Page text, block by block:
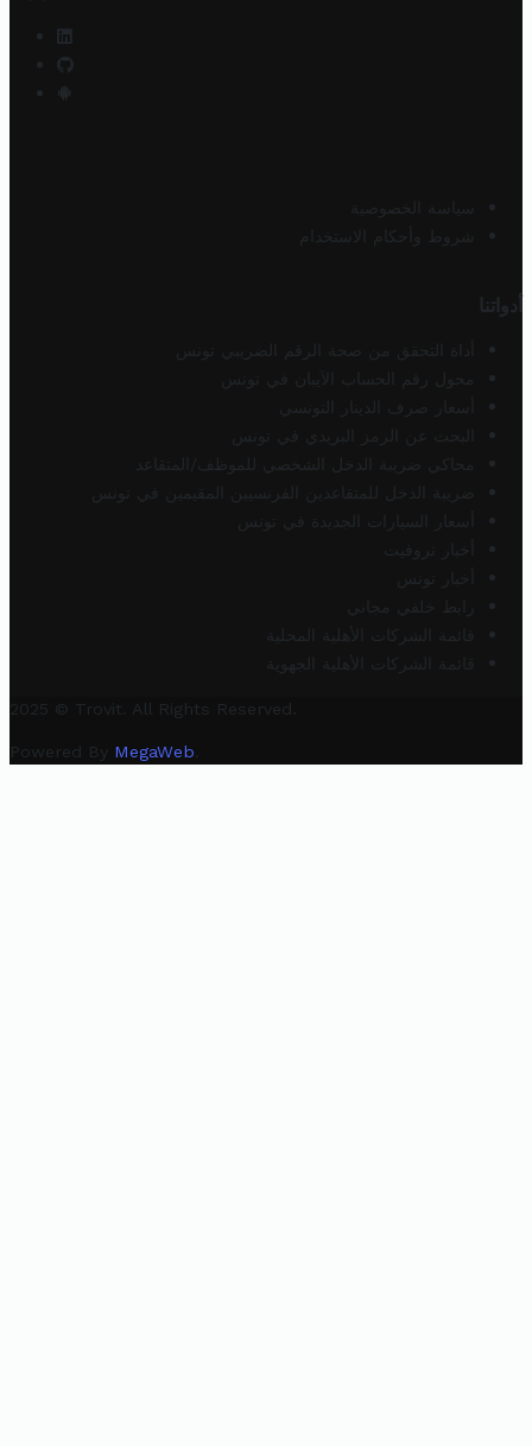
سياسة الخصوصية
شروط وأحكام الاستخدام
أدواتنا
أداة التحقق من صحة الرقم الضريبي تونس
محول رقم الحساب الآيبان في تونس
أسعار صرف الدينار التونسي
البحث عن الرمز البريدي في تونس
محاكي ضريبة الدخل الشخصي للموظف/المتقاعد
ضريبة الدخل للمتقاعدين الفرنسيين المقيمين في تونس
أسعار السيارات الجديدة في تونس
أخبار تروفيت
أخبار تونس
رابط خلفي مجاني
قائمة الشركات الأهلية المحلية
قائمة الشركات الأهلية الجهوية
2025 © Trovit. All Rights Reserved.
Powered By MegaWeb